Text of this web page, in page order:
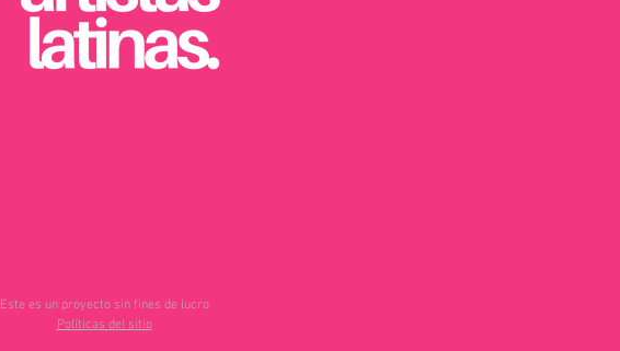
Este es un proyecto sin fines de lucro
Políticas del sitio